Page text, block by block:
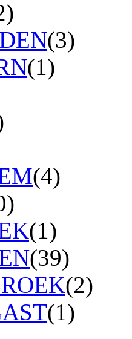
(3)
(1)
(4)
(1)
(39)
(2)
(1)